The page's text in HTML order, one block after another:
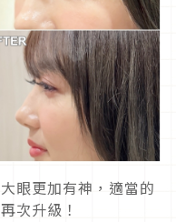
眼更加有神，適當的
次升級！